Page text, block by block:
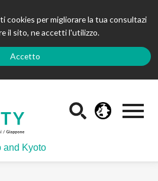
cookies per migliorare la tua consultazi
il sito, ne accetti l'utilizzo.
Accetto
and Kyoto